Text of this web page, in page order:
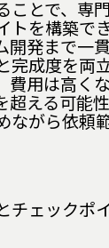
ことで、専
トを構築で
開発まで一
完成度を両
費用は高く
える可能性
ながら依頼
チェックポ